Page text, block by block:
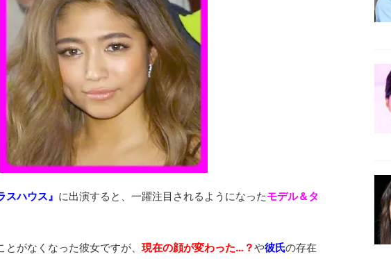
スハウス』 に出演すると、一躍注目されるようになったモデル＆タ
がなくなった彼女ですが、 現在の顔が変わった…？や彼氏の存在